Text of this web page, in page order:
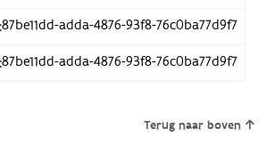
87be11dd-adda-4876-93f8-76c0ba77d9f7
87be11dd-adda-4876-93f8-76c0ba77d9f7
Terug naar boven